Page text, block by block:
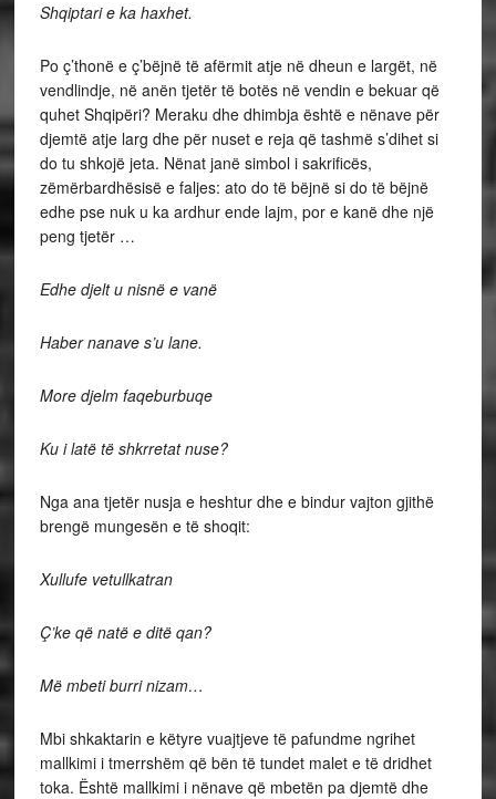
Shqiptari e ka haxhet.
Po ç’thonë e ç’bëjnë të afërmit atje në dheun e largët, në
vendlindje, në anën tjetër të botës në vendin e bekuar që
quhet Shqipëri? Meraku dhe dhimbja është e nënave për
djemtë atje larg dhe për nuset e reja që tashmë s’dihet si
do tu shkojë jeta. Nënat janë simbol i sakrificës,
zëmërbardhësisë e faljes: ato do të bëjnë si do të bëjnë
edhe pse nuk u ka ardhur ende lajm, por e kanë dhe një
peng tjetër …
Edhe djelt u nisnë e vanë
Haber nanave s’u lane.
More djelm faqeburbuqe
Ku i latë të shkrretat nuse?
Nga ana tjetër nusja e heshtur dhe e bindur vajton gjithë
brengë mungesën e të shoqit:
Xullufe vetullkatran
Ç’ke që natë e ditë qan?
Më mbeti burri nizam…
Mbi shkaktarin e këtyre vuajtjeve të pafundme ngrihet
mallkimi i tmerrshëm që bën të tundet malet e të dridhet
toka. Është mallkimi i nënave që mbetën pa djemtë dhe